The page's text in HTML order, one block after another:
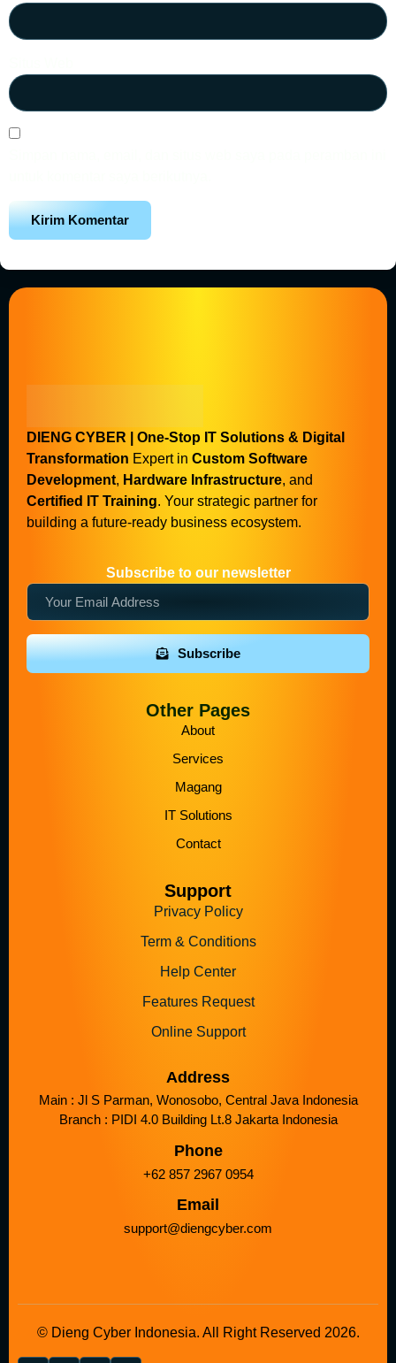
DIENG CYBER | One-Stop IT Solutions & Digital
Transformation Expert in Custom Software
Development, Hardware Infrastructure, and
Certified IT Training. Your strategic partner for
building a future-ready business ecosystem.
Subscribe to our newsletter
Subscribe
Other Pages
About
Services
Magang
IT Solutions
Contact
Support
Privacy Policy
Term & Conditions
Help Center
Features Request
Online Support
Address
Main : Jl S Parman, Wonosobo, Central Java Indonesia
Branch : PIDI 4.0 Building Lt.8 Jakarta Indonesia
Phone
+62 857 2967 0954
Email
support@diengcyber.com
© Dieng Cyber Indonesia. All Right Reserved 2026.